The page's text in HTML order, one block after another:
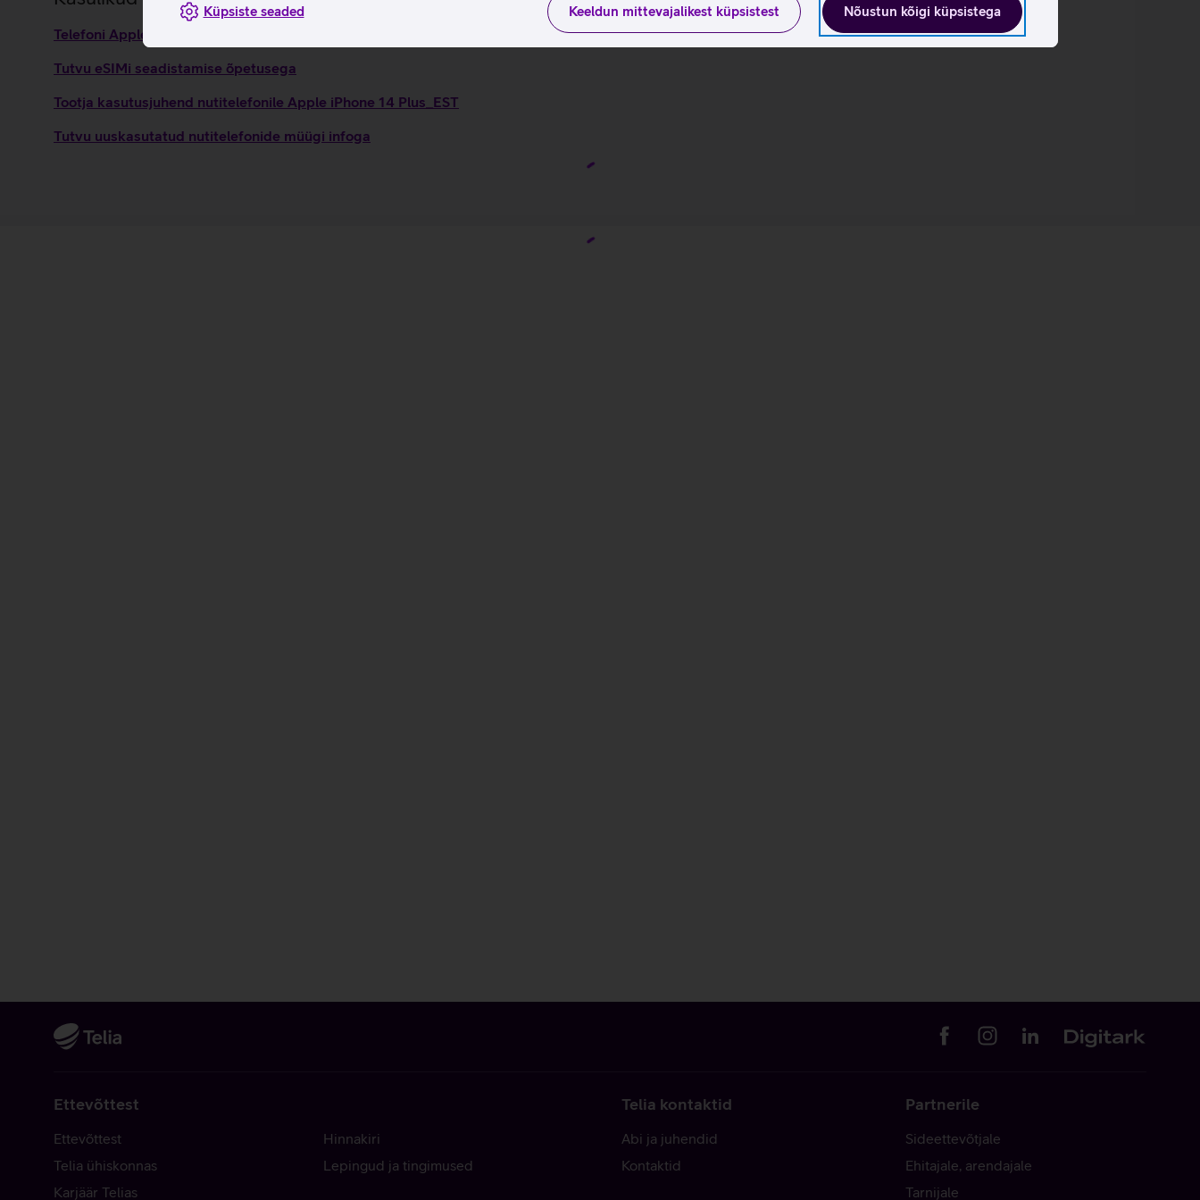
Nõustun kõigi küpsistega
Keeldun mittevajalikest küpsistest
Küpsiste seaded
Telefoni Apple iPhone 14 Plus seadistamise juhised
Tutvu eSIMi seadistamise õpetusega
Tootja kasutusjuhend nutitelefonile Apple iPhone 14 Plus_EST
Tutvu uuskasutatud nutitelefonide müügi infoga
Ettevõttest
Ettevõttest
Telia ühiskonnas
Karjäär Telias
Hinnakiri
Lepingud ja tingimused
Telia kontaktid
Abi ja juhendid
Kontaktid
Partnerile
Sideettevõtjale
Ehitajale, arendajale
Tarnijale